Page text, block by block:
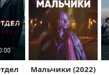
Мальчики (2022)